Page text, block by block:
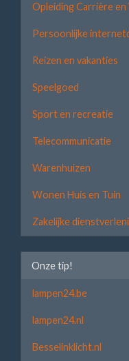
Opleiding Carrière
Persoonlijke
Reizen en vakanties
Speelgoed
Sport en recreatie
Telecommunicatie
Warenhuizen
Wonen Huis en Tuin
Zakelijke
Onze tip!
lampen24.be
lampen24.nl
Besselinklicht.nl